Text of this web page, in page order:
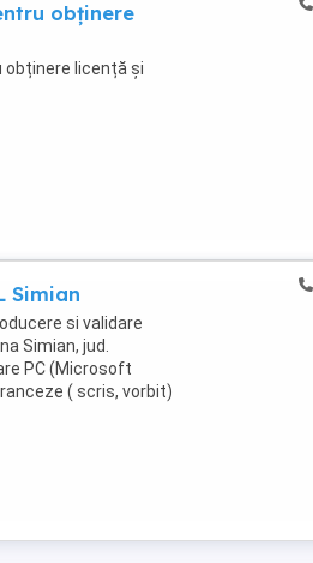
obținere
obținere licență și
Simian
si validare
Simian, jud.
PC (Microsoft
( scris, vorbit)